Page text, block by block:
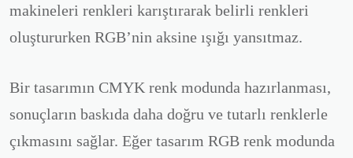
makineleri renkleri karıştırarak belirli renkleri
oluştururken RGB’nin aksine ışığı yansıtmaz.
Bir tasarımın CMYK renk modunda hazırlanması,
sonuçların baskıda daha doğru ve tutarlı renklerle
çıkmasını sağlar. Eğer tasarım RGB renk modunda